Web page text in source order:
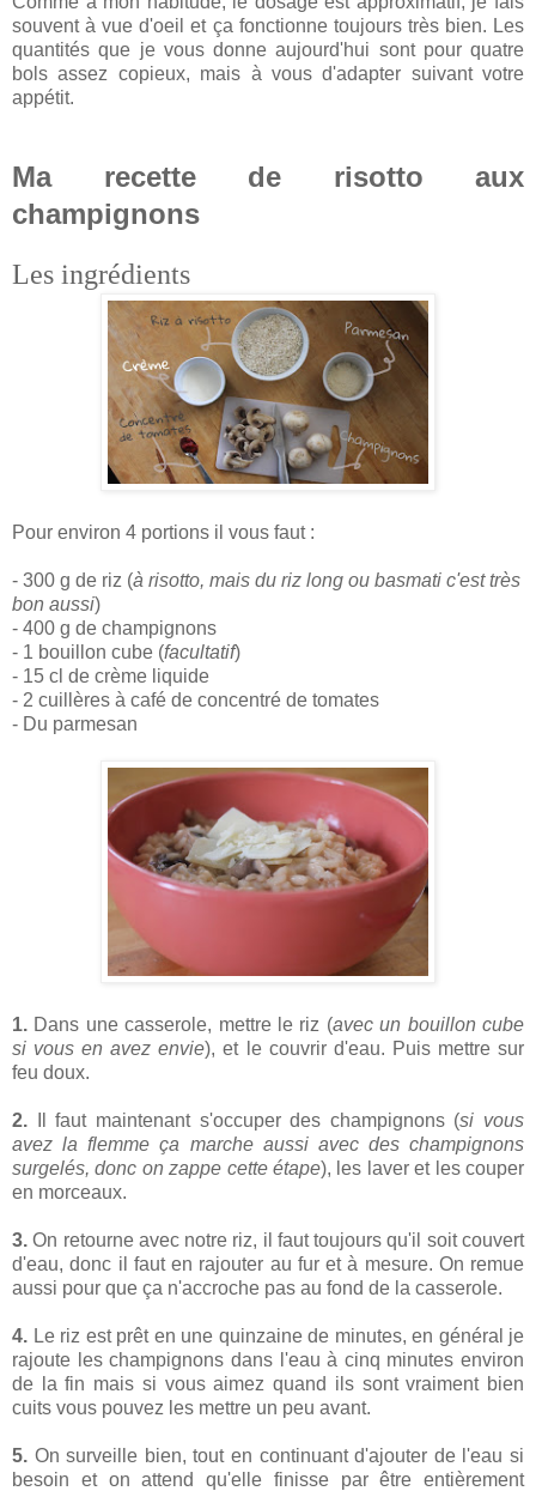
souvent à vue d'oeil et ça fonctionne toujours très bien. Les
quantités que je vous donne aujourd'hui sont pour quatre
bols assez copieux, mais à vous d'adapter suivant votre
appétit.
Ma recette de risotto aux
champignons
Les ingrédients
Pour environ 4 portions il vous faut :
- 300 g de riz (à risotto, mais du riz long ou basmati c'est très
bon aussi)
- 400 g de champignons
- 1 bouillon cube (facultatif)
- 15 cl de crème liquide
- 2 cuillères à café de concentré de tomates
- Du parmesan
1. Dans une casserole, mettre le riz (avec un bouillon cube
si vous en avez envie), et le couvrir d'eau. Puis mettre sur
feu doux.
2. Il faut maintenant s'occuper des champignons (si vous
avez la flemme ça marche aussi avec des champignons
surgelés, donc on zappe cette étape), les laver et les couper
en morceaux.
3. On retourne avec notre riz, il faut toujours qu'il soit couvert
d'eau, donc il faut en rajouter au fur et à mesure. On remue
aussi pour que ça n'accroche pas au fond de la casserole.
4. Le riz est prêt en une quinzaine de minutes, en général je
rajoute les champignons dans l'eau à cinq minutes environ
de la fin mais si vous aimez quand ils sont vraiment bien
cuits vous pouvez les mettre un peu avant.
5. On surveille bien, tout en continuant d'ajouter de l'eau si
besoin et on attend qu'elle finisse par être entièrement